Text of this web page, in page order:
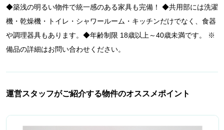
◆築浅の明るい物件で統一感のある家具も完備！ ◆共用部には洗濯
機・乾燥機・トイレ・シャワールーム・キッチンだけでなく、食器
や調理器具もあります。◆年齢制限 18歳以上～40歳未満です。 ※
備品の詳細はお問い合わせください。
運営スタッフがご紹介する物件のオススメポイント